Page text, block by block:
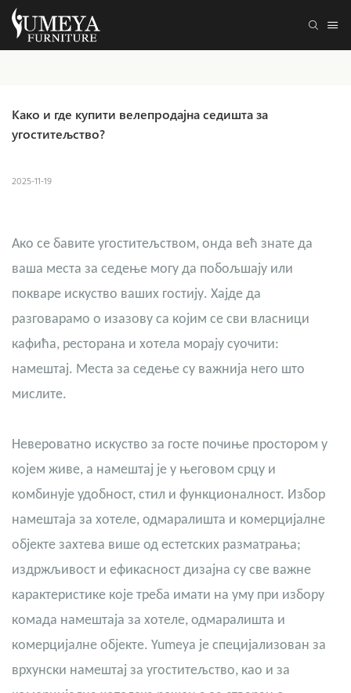
Како и где купити велепродајна седишта за
угоститељство?
2025-11-19
Ако се бавите угоститељством, онда већ знате да
ваша места за седење могу да побољшају или
покваре искуство ваших гостију. Хајде да
разговарамо о изазову са којим се сви власници
кафића, ресторана и хотела морају суочити:
намештај. Места за седење су важнија него што
мислите.
Невероватно искуство за госте почиње простором у
којем живе, а намештај је у његовом срцу и
комбинује удобност, стил и функционалност. Избор
намештаја за хотеле, одмаралишта и комерцијалне
објекте захтева више од естетских разматрања;
издржљивост и ефикасност дизајна су све важне
карактеристике које треба имати на уму при избору
комада намештаја за хотеле, одмаралишта и
комерцијалне објекте. Yumeya је специјализован за
врхунски намештај за угоститељство, као и за